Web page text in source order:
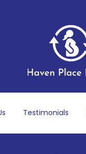
Testimonials